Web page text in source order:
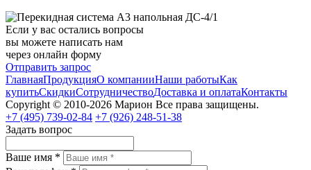
Если у вас остались вопросы
вы можете написать нам
через онлайн форму
Отправить запрос
ГлавнаяПродукцияО компанииНаши работыКак
купитьСкидкиСотрудничествоДоставка и оплатаКонтакты
Copyright © 2010-2026 Марион Все права защищены.
+7 (495) 739-02-84 +7 (926) 248-51-38
Задать вопрос
Ваше имя *